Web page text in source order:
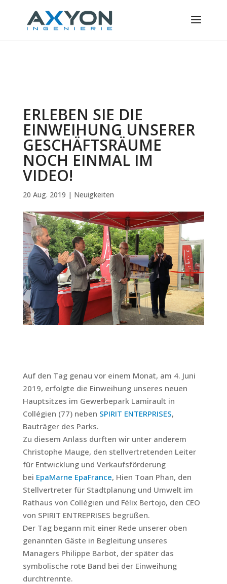
ERLEBEN SIE DIE
EINWEIHUNG UNSERER
GESCHÄFTSRÄUME
NOCH EINMAL IM
VIDEO!
20 Aug. 2019 | Neuigkeiten
Auf den Tag genau vor einem Monat, am 4. Juni
2019, erfolgte die Einweihung unseres neuen
Hauptsitzes im Gewerbepark Lamirault in
Collégien (77) neben SPIRIT ENTERPRISES,
Bauträger des Parks.
Zu diesem Anlass durften wir unter anderem
Christophe Mauge, den stellvertretenden Leiter
für Entwicklung und Verkaufsförderung
bei EpaMarne EpaFrance, Hien Toan Phan, den
Stellvertreter für Stadtplanung und Umwelt im
Rathaus von Collégien und Félix Bertojo, den CEO
von SPIRIT ENTREPRISES begrüßen.
Der Tag begann mit einer Rede unserer oben
genannten Gäste in Begleitung unseres
Managers Philippe Barbot, der später das
symbolische rote Band bei der Einweihung
durchtrennte.